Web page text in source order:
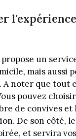
l'expérience
un
mais aussi
A noter que tout
pouvez
de convives et
De son côté,
et servira